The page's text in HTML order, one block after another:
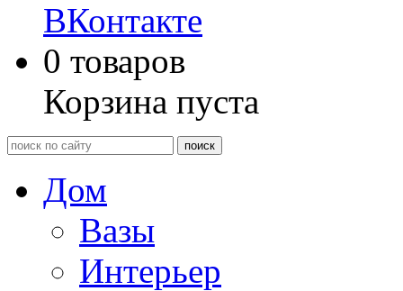
ВКонтакте
0 товаров
Корзина пуста
Дом
Вазы
Интерьер